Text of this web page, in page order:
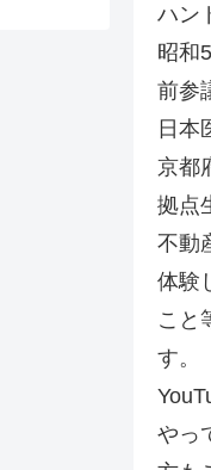
ハン
昭和
前参
日本
京都
拠点
不動
体験
こと
す。
やっ